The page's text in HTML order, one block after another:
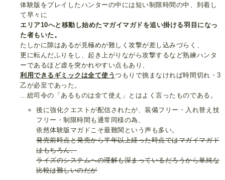
体験版をプレイしたハンターの中には短い制限時間の中、到着し
て早々に
エリア10へと移動し始めたマガイマガドを追い掛ける羽目になっ
た者もいた。
たしかに隙はあるが見極めが難しく攻撃が差し込みづらく、
更に転んだふりをし、起き上がりながら攻撃するなど熟練ハンタ
ーであるほど虚を突かれやすい点もあり、
利用できるギミックは全て使うつもりで挑まなければ時間切れ・3
乙が必至であった。
…総司令の「あるものは全て使え」とはよく言ったものである。
後に強化クエストが配信されたが、装備フリー・入れ替え技
フリー・制限時間も通常同様の為、
依然体験版マガドこそ最難関という声も多い。
発売前時点と発売から半年以上経った時点ではマガイマガド
はもちろん、
ライズのシステムへの理解も深まっているだろうから単純な
比較は難しいのだが